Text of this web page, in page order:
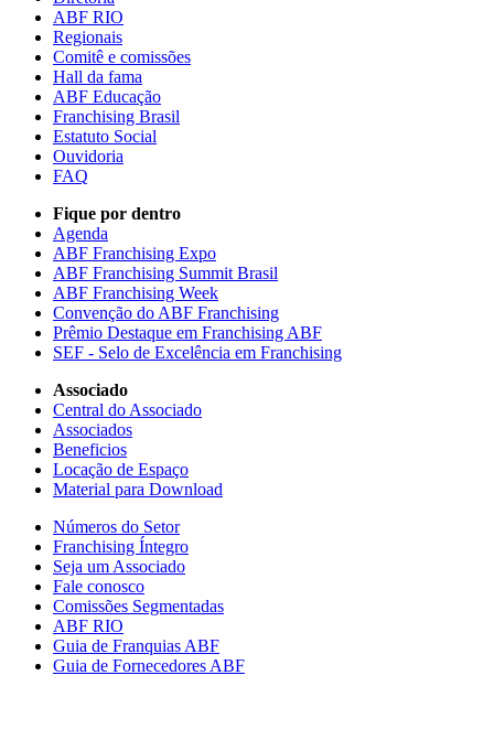
ABF RIO
Regionais
Comitê e comissões
Hall da fama
ABF Educação
Franchising Brasil
Estatuto Social
Ouvidoria
FAQ
Fique por dentro
Agenda
ABF Franchising Expo
ABF Franchising Summit Brasil
ABF Franchising Week
Convenção do ABF Franchising
Prêmio Destaque em Franchising ABF
SEF - Selo de Excelência em Franchising
Associado
Central do Associado
Associados
Beneficios
Locação de Espaço
Material para Download
Números do Setor
Franchising Íntegro
Seja um Associado
Fale conosco
Comissões Segmentadas
ABF RIO
Guia de Franquias ABF
Guia de Fornecedores ABF